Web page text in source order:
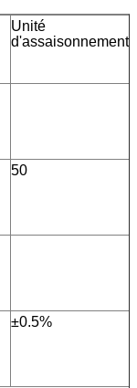
Unité
d'assaisonnement
50
±0.5%